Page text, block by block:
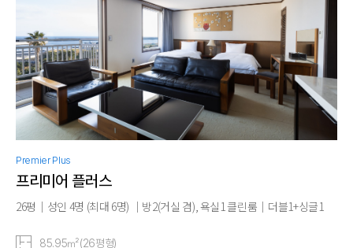
Premier Plus
프리미어 플러스
26평｜성인 4명 (최대 6명) ｜방2(거실 겸), 욕실1 클린룸｜더블1+싱글1
85.95㎡(26평형)